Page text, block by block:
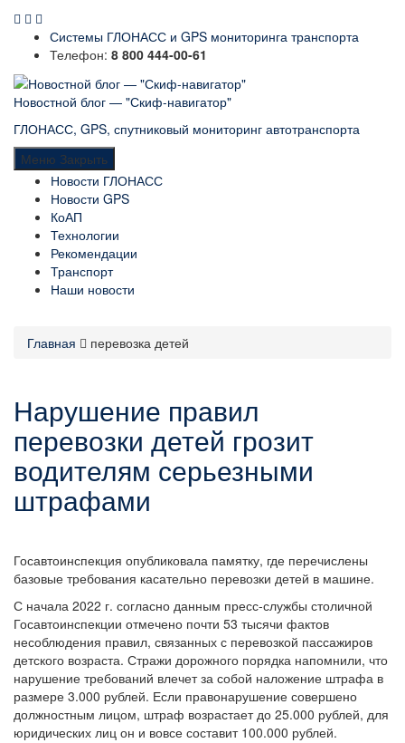
Системы ГЛОНАСС и GPS мониторинга транспорта
Телефон: 8 800 444-00-61
Новостной блог — "Скиф-навигатор"
ГЛОНАСС, GPS, спутниковый мониторинг автотранспорта
Меню Закрыть
Новости ГЛОНАСС
Новости GPS
КоАП
Технологии
Рекомендации
Транспорт
Наши новости
Главная перевозка детей
Нарушение правил
перевозки детей грозит
водителям серьезными
штрафами
Госавтоинспекция опубликовала памятку, где перечислены
базовые требования касательно перевозки детей в машине.
С начала 2022 г. согласно данным пресс-службы столичной
Госавтоинспекции отмечено почти 53 тысячи фактов
несоблюдения правил, связанных с перевозкой пассажиров
детского возраста. Стражи дорожного порядка напомнили, что
нарушение требований влечет за собой наложение штрафа в
размере 3.000 рублей. Если правонарушение совершено
должностным лицом, штраф возрастает до 25.000 рублей, для
юридических лиц он и вовсе составит 100.000 рублей.